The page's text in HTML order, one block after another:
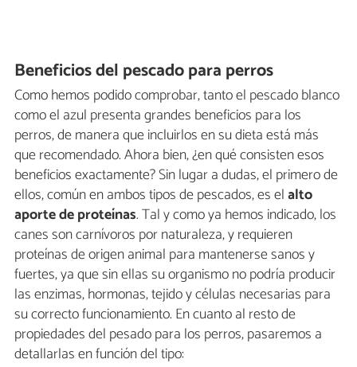
Beneficios del pescado para perros
Como hemos podido comprobar, tanto el pescado blanco
como el azul presenta grandes beneficios para los
perros, de manera que incluirlos en su dieta está más
que recomendado. Ahora bien, ¿en qué consisten esos
beneficios exactamente? Sin lugar a dudas, el primero de
ellos, común en ambos tipos de pescados, es elalto
aporte de proteínas. Tal y como ya hemos indicado, los
canes son carnívoros por naturaleza, y requieren
proteínas de origen animal para mantenerse sanos y
fuertes, ya que sin ellas su organismo no podría producir
las enzimas, hormonas, tejido y células necesarias para
su correcto funcionamiento. En cuanto al resto de
propiedades del pesado para los perros, pasaremos a
detallarlas en función del tipo: